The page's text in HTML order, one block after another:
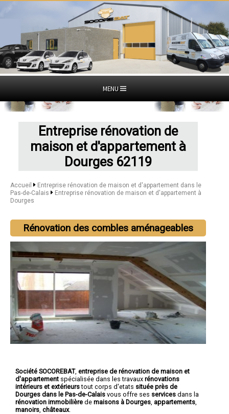
MENU
Entreprise rénovation de
maison et d'appartement à
Dourges 62119
Accueil
Entreprise rénovation de maison et d'appartement dans le
Pas-de-Calais
Entreprise rénovation de maison et d'appartement à
Dourges
Rénovation des combles aménageables
Société SOCOREBAT, entreprise de rénovation de maison et
d'appartement spécialisée dans les travaux rénovations
intérieurs et extérieurstout corps d'etats située près de
Dourges dans le Pas-de-Calais vous offre ses services dans la
rénovation immobilière de maisons à Dourges appartements
manoirs châteaux.